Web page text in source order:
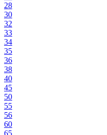
28
30
32
33
34
35
36
38
40
45
50
55
56
60
65